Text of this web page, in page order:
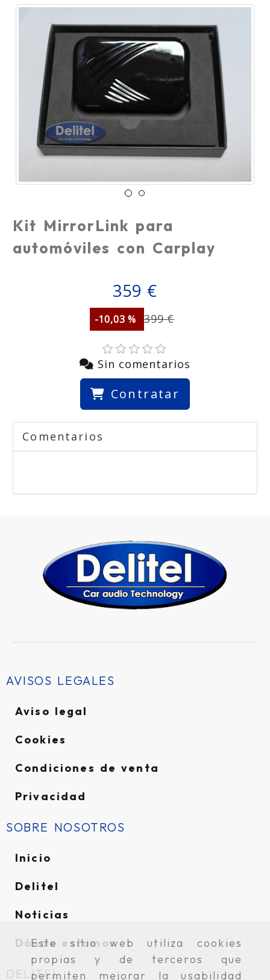
Este sitio web utiliza cookies
propias y de terceros que
permiten mejorar la usabilidad
Kit MirrorLink para
automóviles con Carplay
359 €
-10,03 % 399 €
Sin comentarios
Contratar
Comentarios
AVISOS LEGALES
Aviso legal
Cookies
Condiciones de venta
Privacidad
SOBRE NOSOTROS
Inicio
Delitel
Noticias
Dónde estamos
DELITEL